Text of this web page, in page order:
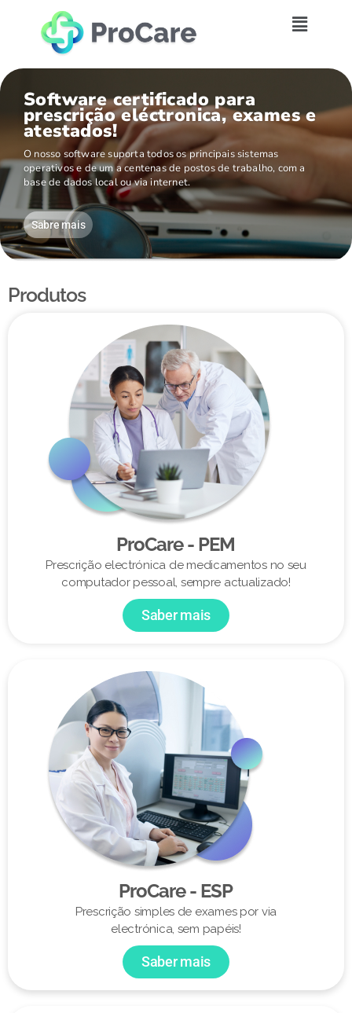
Software certificado para
prescrição eléctronica, exames e
atestados!
O nosso software suporta todos os principais sistemas
operativos e de um a centenas de postos de trabalho, com a
base de dados local ou via internet.
Sabre mais
Produtos
ProCare - PEM
Prescrição electrónica de medicamentos no seu
computador pessoal, sempre actualizado!
Saber mais
ProCare - ESP
Prescrição simples de exames por via
electrónica, sem papéis!
Saber mais